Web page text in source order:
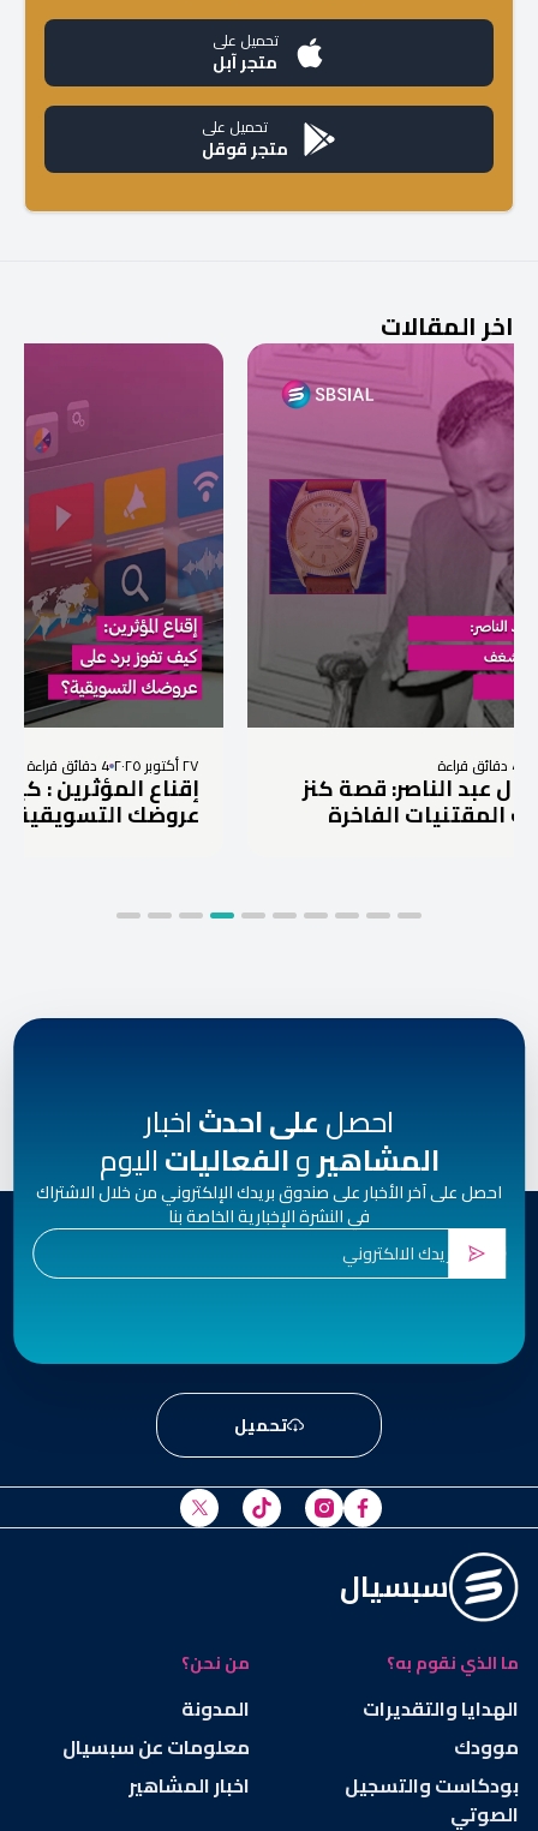
تحميل على
متجر آبل
تحميل على
متجر قوقل
اخر المقالات
قصة كنز
الفاخرة
4 دقائق قراءة
إقناع المؤثرين : كيف تفوز
عروضك التسويقية؟
احصلعلى احدثاخبار
المشاهيروالفعالياتاليوم
احصل على آخر الأخبار على صندوق بريدك الإلكتروني من خلال الاشتراك
في النشرة الإخبارية الخاصة بنا
تحميل
سبسيال
ما الذي نقوم به؟
الهدايا والتقديرات
موودك
بودكاست والتسجيل
الصوتي
من نحن؟
المدونة
معلومات عن سبسيال
اخبار المشاهير